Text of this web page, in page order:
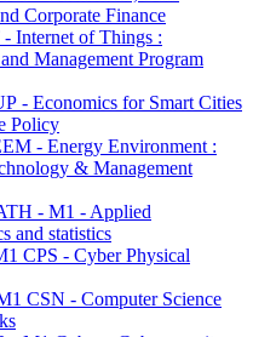
Corporate Finance
Internet of Things :
Management Program
- Economics for Smart Cities
Policy
- Energy Environment :
& Management
- M1 - Applied
and statistics
CPS - Cyber Physical
CSN - Computer Science